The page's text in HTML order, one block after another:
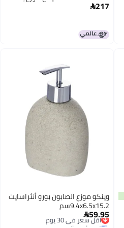
وكريم مناسب لتزيين الحمام أسود
217
وينكو موزع الصابون بورو أنثراسايت
9.4x6.5x15.2سم
59.95
أقل سعر في 30 يوم
توصيل مجاني